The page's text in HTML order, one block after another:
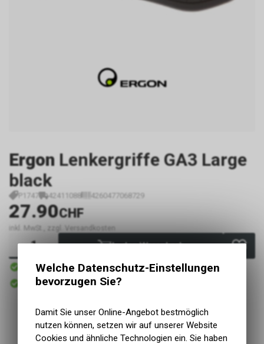
Ergon Lenkergriffe GA3 Large
black
P1747 42411088 4260477068729
27.90CHF
inkl. MwSt., zzgl. Versandkosten
In den Warenkorb
1 - 3 Tage
Versand
Abholbereit
Abholung VELOIN Zweirad-Werkstatt
Ergon Lenkergriffe GA3 Small Single Twist Shift black
- Der neue All Mountain Griff mit bestem Komfort
Welche Datenschutz-Einstellungen
bevorzugen Sie?
Damit Sie unser Online-Angebot bestmöglich
nutzen können, setzen wir auf unserer Website
Cookies und ähnliche Technologien ein. Sie haben